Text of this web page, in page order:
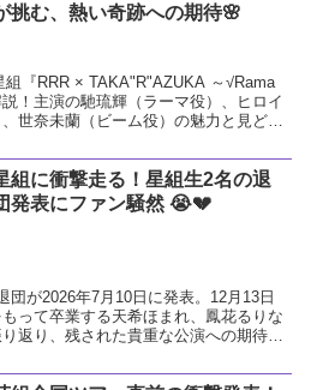
挑む、熱い奇跡への期待🌸
組『RRR × TAKA"R"AZUKA ～√Rama
！主演の馳琉輝（ラーマ役）、ヒロイ
世奈未蘭（ビーム役）の魅力と見どこ
組に衝撃走る！星組生2名の退
発表にファン騒然 😭💔
団が2026年7月10日に発表。12月13日
って卒業する天希ほまれ、鳳花るりな
返り、残された貴重な公演への期待と